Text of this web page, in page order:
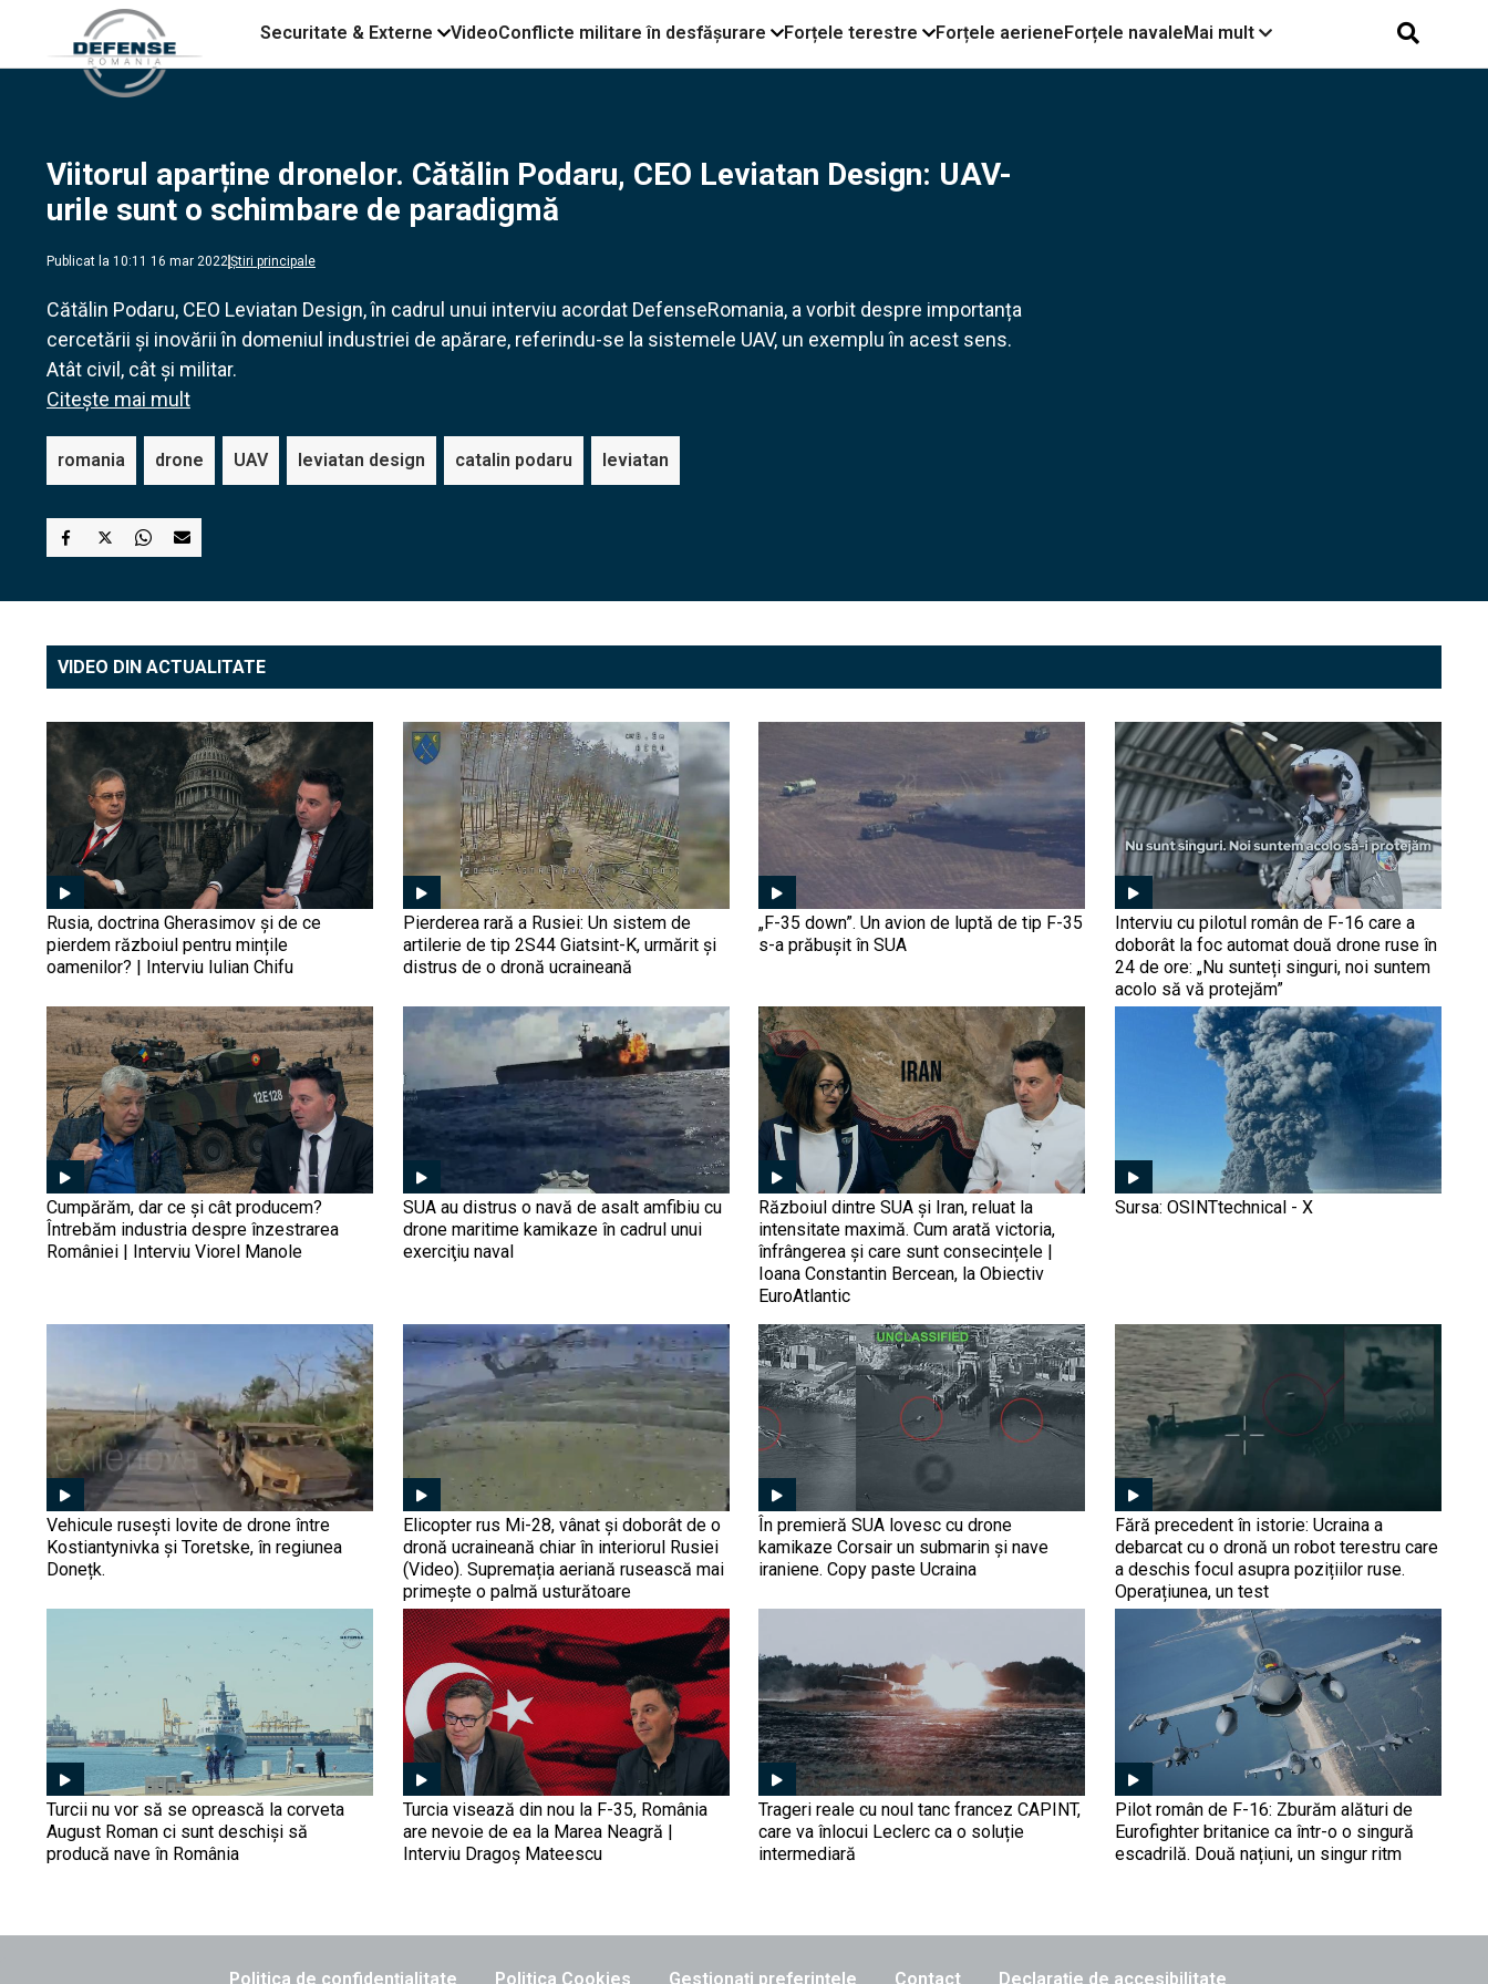
Securitate & Externe VideoConflicte militare în desfășurare Forțele terestre Forțele aerieneForțele navaleMai mult
Viitorul aparține dronelor. Cătălin Podaru, CEO Leviatan Design: UAV-
urile sunt o schimbare de paradigmă
Publicat la 10:11 16 mar 2022Știri principale
Cătălin Podaru, CEO Leviatan Design, în cadrul unui interviu acordat DefenseRomania, a vorbit despre importanța
cercetării și inovării în domeniul industriei de apărare, referindu-se la sistemele UAV, un exemplu în acest sens.
Atât civil, cât și militar.
Citește mai mult
romania drone UAV leviatan design catalin podaru leviatan
nu doar că a zburat cu un
atac aerian simulat asupra
țintește fotoliul de lider
mondial în domeniul
dronelor
Industria română spune că
poate deveni un hub de
mentenanță pentru
blindate și F-16. Centre
mobile de mentenanță,
mină de aur în contextul
războiului din Ucraina?
Privatizarea, ultima șansă
pentru IAR-99 Șoim?
Mișcare tectonică în
industria românească: O
companie, interesată de
Avioane Craiova
Mark Rutte anunță noua
țintă strategică a NATO:
5% din PIB pentru Apărare.
Președintele Dan:
„Reînarmarea nu e o
alegere, e o necesitate”
Rusia a lansat la apă
misteriosul submarin
nuclear Habarovsk. Rușii
se laudă că submarinul va
putea lansa 6
„supertorpile” Poseidon
apărare a Turciei care
redesenează ecuația
militară regională
Artileria rămâne regina
războiului. „România a ales
soluția de ultimă generație
K9 „Tunetul”, dar ușa ne
este larg deschisă”
model ce va fi copiat?
Industria turcă, tot mai
dispusă să mute producția
în România
Miliarde de dolari investite
în van? De ce NATO a
ignorat intensitatea
războiul electronic (EW)
rusesc, iar acum plăteşte
un cost prea mare pentru
interceptarea dronelor
,,Războiul robotizat'' este
aici: Sistemele care „prind”
şi ,,lansează'' dronele din
mers. O inovație militară
care a stârnit deja interesul
Armatei SUA
Inovația care ,,stinge
lumina'' Marinei Ruse: De
VIDEO DIN ACTUALITATE
Rusia, doctrina Gherasimov și de ce
pierdem războiul pentru mințile
oamenilor? | Interviu Iulian Chifu
Pierderea rară a Rusiei: Un sistem de
artilerie de tip 2S44 Giatsint-K, urmărit și
distrus de o dronă ucraineană
„F-35 down”. Un avion de luptă de tip F-35
s-a prăbușit în SUA
Interviu cu pilotul român de F-16 care a
doborât la foc automat două drone ruse în
24 de ore: „Nu sunteți singuri, noi suntem
acolo să vă protejăm”
Cumpărăm, dar ce și cât producem?
Întrebăm industria despre înzestrarea
României | Interviu Viorel Manole
SUA au distrus o navă de asalt amfibiu cu
drone maritime kamikaze în cadrul unui
exerciţiu naval
Războiul dintre SUA și Iran, reluat la
intensitate maximă. Cum arată victoria,
înfrângerea și care sunt consecințele |
Ioana Constantin Bercean, la Obiectiv
EuroAtlantic
Sursa: OSINTtechnical - X
Vehicule rusești lovite de drone între
Kostiantynivka și Toretske, în regiunea
Donețk.
Elicopter rus Mi-28, vânat și doborât de o
dronă ucraineană chiar în interiorul Rusiei
(Video). Supremația aeriană rusească mai
primește o palmă usturătoare
În premieră SUA lovesc cu drone
kamikaze Corsair un submarin și nave
iraniene. Copy paste Ucraina
Fără precedent în istorie: Ucraina a
debarcat cu o dronă un robot terestru care
a deschis focul asupra pozițiilor ruse.
Operațiunea, un test
Turcii nu vor să se oprească la corveta
August Roman ci sunt deschiși să
producă nave în România
Turcia visează din nou la F-35, România
are nevoie de ea la Marea Neagră |
Interviu Dragoș Mateescu
Trageri reale cu noul tanc francez CAPINT,
care va înlocui Leclerc ca o soluție
intermediară
Pilot român de F-16: Zburăm alături de
Eurofighter britanice ca într-o o singură
escadrilă. Două națiuni, un singur ritm
Politica de confidențialitate Politica Cookies Gestionați preferințele Contact Declarație de accesibilitate